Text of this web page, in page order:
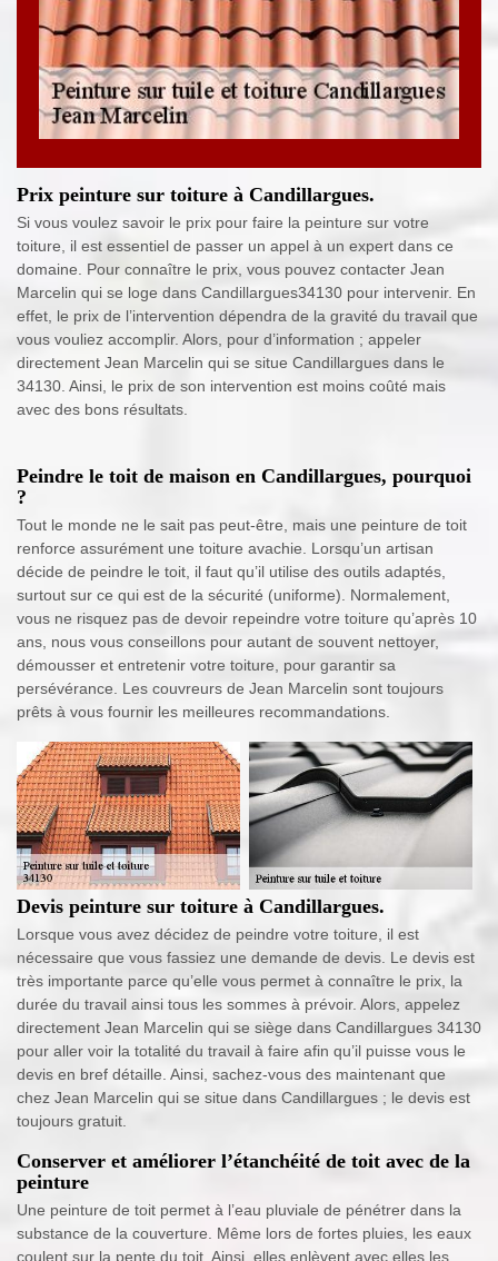
Prix peinture sur toiture à Candillargues.
Si vous voulez savoir le prix pour faire la peinture sur votre
toiture, il est essentiel de passer un appel à un expert dans ce
domaine. Pour connaître le prix, vous pouvez contacter Jean
Marcelin qui se loge dans Candillargues34130 pour intervenir. En
effet, le prix de l’intervention dépendra de la gravité du travail que
vous vouliez accomplir. Alors, pour d’information ; appeler
directement Jean Marcelin qui se situe Candillargues dans le
34130. Ainsi, le prix de son intervention est moins coûté mais
avec des bons résultats.
Peindre le toit de maison en Candillargues, pourquoi
?
Tout le monde ne le sait pas peut-être, mais une peinture de toit
renforce assurément une toiture avachie. Lorsqu’un artisan
décide de peindre le toit, il faut qu’il utilise des outils adaptés,
surtout sur ce qui est de la sécurité (uniforme). Normalement,
vous ne risquez pas de devoir repeindre votre toiture qu’après 10
ans, nous vous conseillons pour autant de souvent nettoyer,
démousser et entretenir votre toiture, pour garantir sa
persévérance. Les couvreurs de Jean Marcelin sont toujours
prêts à vous fournir les meilleures recommandations.
Devis peinture sur toiture à Candillargues.
Lorsque vous avez décidez de peindre votre toiture, il est
nécessaire que vous fassiez une demande de devis. Le devis est
très importante parce qu’elle vous permet à connaître le prix, la
durée du travail ainsi tous les sommes à prévoir. Alors, appelez
directement Jean Marcelin qui se siège dans Candillargues 34130
pour aller voir la totalité du travail à faire afin qu’il puisse vous le
devis en bref détaille. Ainsi, sachez-vous des maintenant que
chez Jean Marcelin qui se situe dans Candillargues ; le devis est
toujours gratuit.
Conserver et améliorer l’étanchéité de toit avec de la
peinture
Une peinture de toit permet à l’eau pluviale de pénétrer dans la
substance de la couverture. Même lors de fortes pluies, les eaux
coulent sur la pente du toit. Ainsi, elles enlèvent avec elles les